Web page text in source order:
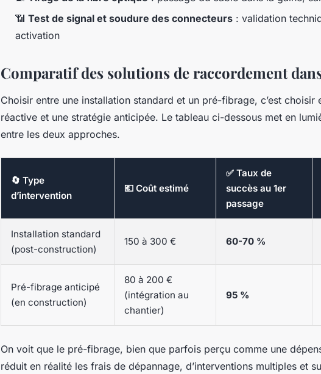
📶 Test de signal et soudure des connecteurs : validation
activation
Comparatif des solutions de raccordement
Choisir entre une installation standard et un pré-fibrage, c’est choisir
réactive et une stratégie anticipée. Le tableau ci-dessous met en
entre les deux approches.
🔄 Type
d’intervention
💶 Coût estimé
✅ Taux de
succès au 1er
passage
Installation standard
(post-construction)
150 à 300 € 60-70 %
Pré-fibrage anticipé
(en construction)
80 à 200 €
(intégration au
chantier)
95 %
On voit que le pré-fibrage, bien que parfois perçu comme une
réduit en réalité les frais de dépannage, d’interventions multiples et